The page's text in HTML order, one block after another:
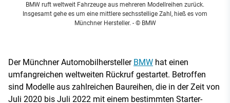
BMW ruft weltweit Fahrzeuge aus mehreren Modellreihen zurück.
Insgesamt gehe es um eine mittlere sechsstellige Zahl, hieß es vom
Münchner Hersteller. - © BMW
Der Münchner Automobilhersteller BMW hat einen
umfangreichen weltweiten Rückruf gestartet. Betroffen
sind Modelle aus zahlreichen Baureihen, die in der Zeit von
Juli 2020 bis Juli 2022 mit einem bestimmten Starter-